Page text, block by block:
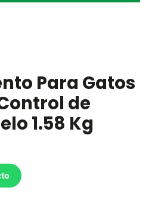
Para Gatos
de
1.58 Kg